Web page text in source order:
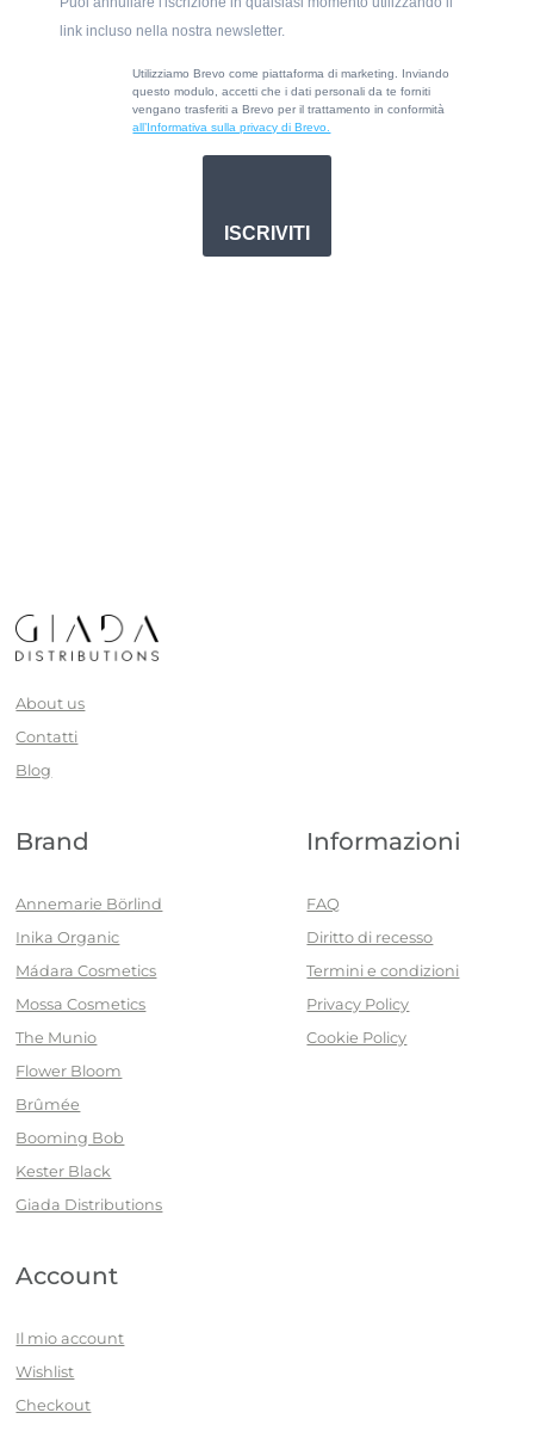
link incluso nella nostra newsletter.
Utilizziamo Brevo come piattaforma di marketing. Inviando
questo modulo, accetti che i dati personali da te forniti
vengano trasferiti a Brevo per il trattamento in conformità
all’Informativa sulla privacy di Brevo.
ISCRIVITI
About us
Contatti
Blog
Brand
Annemarie Börlind
Inika Organic
Mádara Cosmetics
Mossa Cosmetics
The Munio
Flower Bloom
Brûmée
Booming Bob
Kester Black
Giada Distributions
Informazioni
FAQ
Diritto di recesso
Termini e condizioni
Privacy Policy
Cookie Policy
Account
Il mio account
Wishlist
Checkout